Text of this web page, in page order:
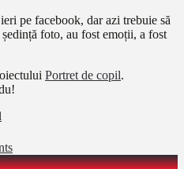
pe facebook, dar azi trebuie să
foto, au fost emoții, a fost
Portret de copil.